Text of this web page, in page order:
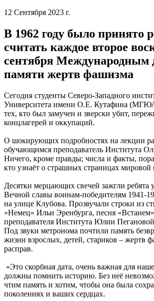
12 Сентября 2023 г.
В 1962 году было принято
считать каждое второе
сентября Международным
памяти жертв фашизма
Сегодня студенты Северо-Западного
Университета имени О.Е. Кутафина
тех, кто был замучен и зверски убит,
концлагерей и оккупаций.
О шокирующих подробностях на лекции
обучающимся преподаватель Института
Ничего, кроме правды; числа и факты,
кто узнаёт о страшных страницах мировой
Десятки мерцающих свечей зажгли ребята
Вечной славы воинам-победителям 1941-
на улице Клубова. Прозвучали строки из
«Немец» Ильи Эренбурга, песня
преподавателя Института Юлии
Под звуки метронома почтили память
жизни взрослых, детей, стариков – жертв
расправ.
«Это скорбная дата, очень важная для
должны помнить историю. Без неё
чтим память и хотим, чтобы она была
поколениях и ваших сердцах.